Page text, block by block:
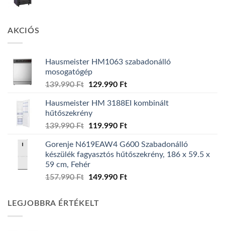
AKCIÓS
Hausmeister HM1063 szabadonálló
mosogatógép
139.990Ft
Original
was:
139.990 Ft.
129.990 FtCurrent
is:
Hausmeister HM 3188EI kombinált
hűtőszekrény
139.990Ft
Original
was:
139.990 Ft.
119.990 FtCurrent
is:
119.990 Ft.
Gorenje N619EAW4 G600 Szabadonálló
készülék fagyasztós hűtőszekrény, 186 x 59.5 x
59 cm, Fehér
157.990Ft
Original
157.990 Ft.
149.990 FtCurrent
LEGJOBBRA ÉRTÉKELT